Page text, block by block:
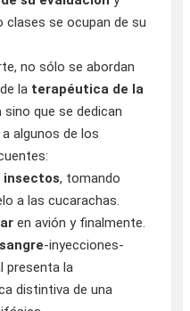
clases se ocupan de su
no sólo se abordan
la terapéutica de la
sino que se dedican
algunos de los
insectos, tomando
a las cucarachas.
en avión y finalmente.
-inyecciones-
presenta la
distintiva de una